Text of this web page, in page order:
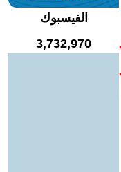
الفيسبوك
3,732,970